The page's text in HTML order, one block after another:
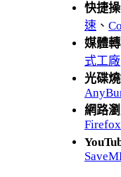
快捷操
速 、
媒體轉
式工廠
光碟燒
網路瀏
Firefox